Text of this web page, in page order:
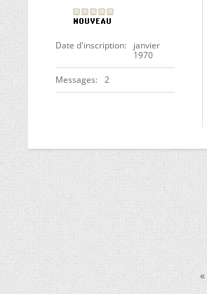
Date d'inscription
janvier
1970
Messages 2
«